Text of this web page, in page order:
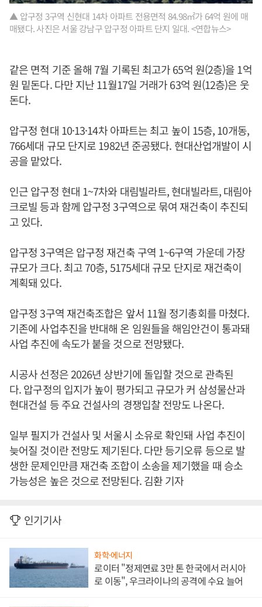
▲ 압구정 3구역 신현대 14차 아파트 전용면적 84.98㎡가 64억 원에 매
매됐다. 사진은 서울 강남구 압구정 아파트 단지 일대. <연합뉴스>
같은 면적 기준 올해 7월 기록된 최고가 65억 원(2층)을 1억
원 밑돈다. 다만 지난 11월17일 거래가 63억 원(12층)은 웃
돈다.
압구정 현대 10·13·14차 아파트는 최고 높이 15층, 10개동,
766세대 규모 단지로 1982년 준공됐다. 현대산업개발이 시
공을 맡았다.
인근 압구정 현대 1~7차와 대림빌라트, 현대빌라트, 대림아
크로빌 등과 함께 압구정 3구역으로 묶여 재건축이 추진되
고 있다.
압구정 3구역은 압구정 재건축 구역 1~6구역 가운데 가장
규모가 크다. 최고 70층, 5175세대 규모 단지로 재건축이
계획돼 있다.
압구정 3구역 재건축조합은 앞서 11월 정기총회를 마쳤다.
기존에 사업추진을 반대해 온 임원들을 해임안건이 통과돼
사업 추진에 속도가 붙을 것으로 전망됐다.
시공사 선정은 2026년 상반기에 돌입할 것으로 관측된
다. 압구정의 입지가 높이 평가되고 규모가 커 삼성물산과
현대건설 등 주요 건설사의 경쟁입찰 전망도 나온다.
일부 필지가 건설사 및 서울시 소유로 확인돼 사업 추진이
늦어질 것이란 전망도 제기된다. 다만 등기오류 등으로 발
생한 문제인만큼 재건축 조합이 소송을 제기했을 때 승소
가능성은 높은 것으로 전망된다. 김환 기자
인기기사
화학·에너지
로이터 "정제연료 3만 톤 한국에서 러시아
로 이동", 우크라이나의 공격에 수요 늘어